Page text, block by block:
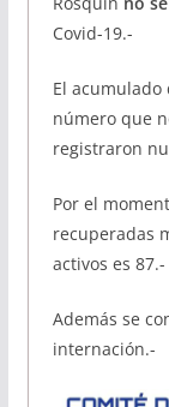
Covid-19.-
El acumulado
número que
registraron
Por el
recuperadas
activos es 87.-
Además se
internación.-